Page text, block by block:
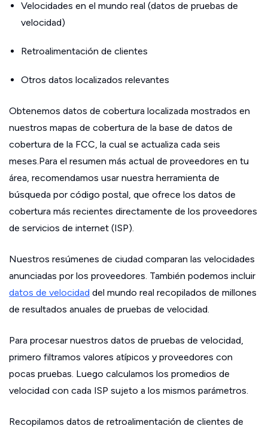
Velocidades en el mundo real (datos de pruebas de
velocidad)
Retroalimentación de clientes
Otros datos localizados relevantes
Obtenemos datos de cobertura localizada mostrados en
nuestros mapas de cobertura de la base de datos de
cobertura de la FCC, la cual se actualiza cada seis
meses.Para el resumen más actual de proveedores en tu
área, recomendamos usar nuestra herramienta de
búsqueda por código postal, que ofrece los datos de
cobertura más recientes directamente de los proveedores
de servicios de internet (ISP).
Nuestros resúmenes de ciudad comparan las velocidades
anunciadas por los proveedores. También podemos incluir
datos de velocidad del mundo real recopilados de millones
de resultados anuales de pruebas de velocidad.
Para procesar nuestros datos de pruebas de velocidad,
primero filtramos valores atípicos y proveedores con
pocas pruebas. Luego calculamos los promedios de
velocidad con cada ISP sujeto a los mismos parámetros.
Recopilamos datos de retroalimentación de clientes de